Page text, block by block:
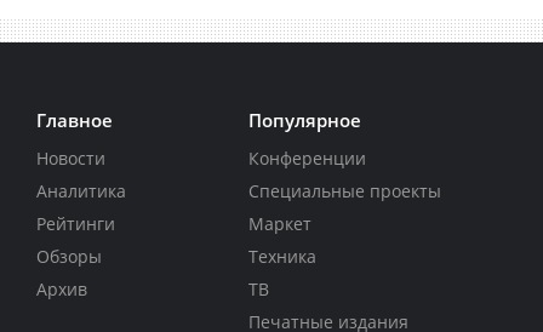
Главное
Новости
Аналитика
Рейтинги
Обзоры
Архив
Популярное
Конференции
Специальные проекты
Маркет
Техника
ТВ
Печатные издания